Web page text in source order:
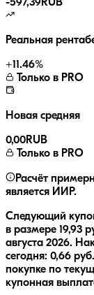
-597,39RUB
Реальная
+11.46%
Только в PRO
Новая средняя
0,00RUB
Только в PRO
Расчёт
является ИИР.
Следующий
в размере 19,93
августа 2026.
сегодня: 0,66 руб.
покупке по
купонная